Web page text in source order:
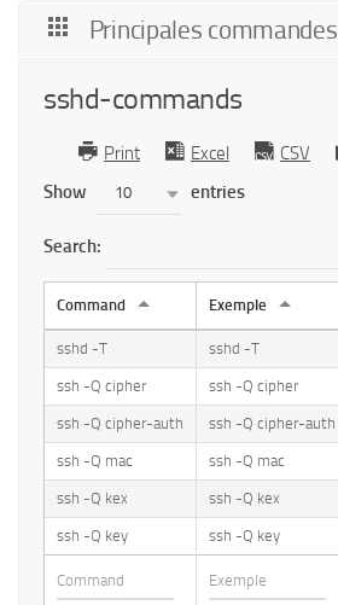
Principales commandes
sshd-commands
Print Excel CSV
Show
10 entries
Search:
Command Exemple
sshd -T sshd -T
ssh -Q cipher ssh -Q cipher
ssh -Q cipher-auth ssh -Q cipher-auth
ssh -Q mac ssh -Q mac
ssh -Q kex ssh -Q kex
ssh -Q key ssh -Q key